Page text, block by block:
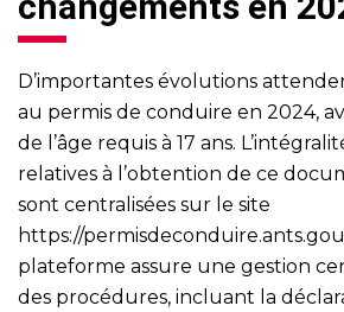
D’importantes évolutions
au permis de conduire en 2024,
de l’âge requis à 17 ans.
relatives à l’obtention de ce
sont centralisées sur le site
https://
plateforme assure une gestion
des procédures, incluant la